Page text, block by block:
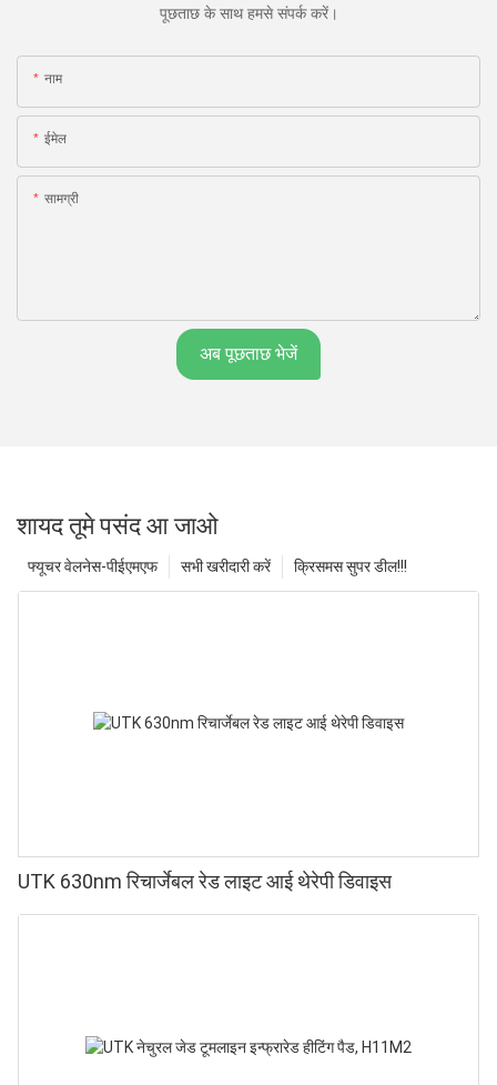
पूछताछ के साथ हमसे संपर्क करें।
नाम
ईमेल
सामग्री
अब पूछताछ भेजें
शायद तूमे पसंद आ जाओ
क्रिसमस सुपर डील!!!
सभी खरीदारी करें
फ्यूचर वेलनेस-पीईएमएफ
UTK 630nm रिचार्जेबल रेड लाइट आई थेरेपी डिवाइस